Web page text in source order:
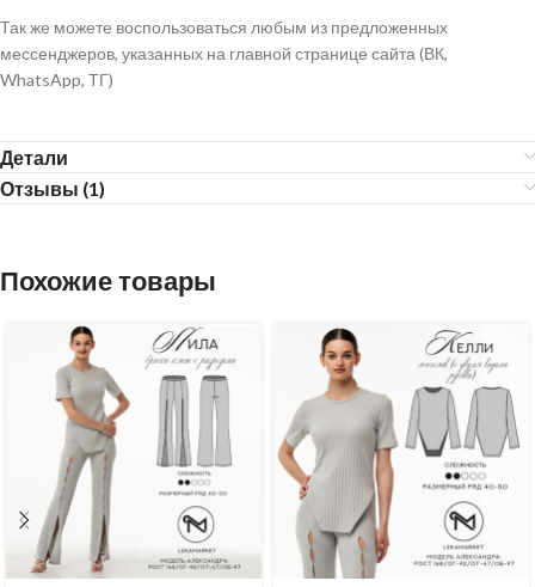
Так же можете воспользоваться любым из предложенных
мессенджеров, указанных на главной странице сайта (ВК,
WhatsApp, ТГ)
Детали
Отзывы (1)
Похожие товары